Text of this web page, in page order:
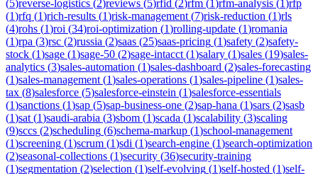
(5)reverse-logistics (2)reviews (5)rfid (2)rfm (1)rfm-analysis (1)rfp
(1)rfq (1)rich-results (1)risk-management (7)risk-reduction (1)rls
(4)rohs (1)roi (34)roi-optimization (1)rolling-update (1)romania
(1)rpa (3)rsc (2)russia (2)saas (25)saas-pricing (1)safety (2)safety-
stock (1)sage (1)sage-50 (2)sage-intacct (1)salary (1)sales (19)sales-
analytics (3)sales-automation (1)sales-dashboard (2)sales-forecasting
(1)sales-management (1)sales-operations (1)sales-pipeline (1)sales-
tax (8)salesforce (5)salesforce-einstein (1)salesforce-essentials
(1)sanctions (1)sap (5)sap-business-one (2)sap-hana (1)sars (2)sasb
(1)sat (1)saudi-arabia (3)sbom (1)scada (1)scalability (3)scaling
(9)sccs (2)scheduling (6)schema-markup (1)school-management
(1)screening (1)scrum (1)sdi (1)search-engine (1)search-optimization
(2)seasonal-collections (1)security (36)security-training
(1)segmentation (2)selection (1)self-evolving (1)self-hosted (1)self-